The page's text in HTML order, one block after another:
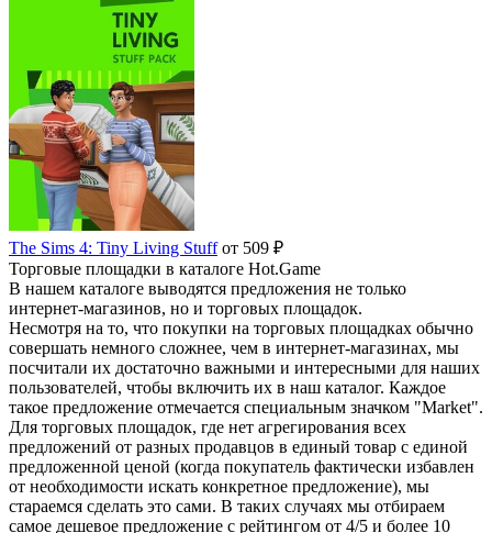
The Sims 4: Tiny Living Stuffот 509 ₽
Торговые площадки в каталоге Hot.Game
В нашем каталоге выводятся предложения не только
интернет-магазинов, но и торговых площадок.
Несмотря на то, что покупки на торговых площадках обычно
совершать немного сложнее, чем в интернет-магазинах, мы
посчитали их достаточно важными и интересными для наших
пользователей, чтобы включить их в наш каталог. Каждое
такое предложение отмечается специальным значком "Market".
Для торговых площадок, где нет агрегирования всех
предложений от разных продавцов в единый товар с единой
предложенной ценой (когда покупатель фактически избавлен
от необходимости искать конкретное предложение), мы
стараемся сделать это сами. В таких случаях мы отбираем
самое дешевое предложение с рейтингом от 4/5 и более 10